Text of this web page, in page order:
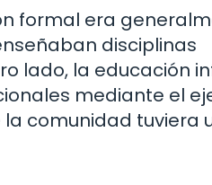
formal era
disciplinas
lado, la educación
mediante el
comunidad tuviera